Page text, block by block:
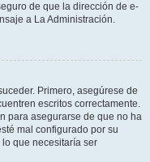
de que la dirección de e-
a La Administración.
Primero, asegúrese de
escritos correctamente.
para asegurarse de que no ha
mal configurado por su
que necesitaría ser